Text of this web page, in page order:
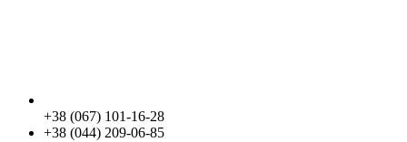
+38 (067) 101-16-28
+38 (044) 209-06-85